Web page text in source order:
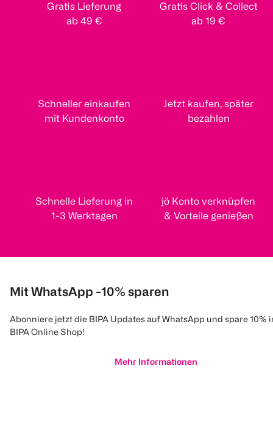
Gratis Lieferung
ab 49 €
Gratis Click & Collect
ab 19 €
Schneller einkaufen
mit Kundenkonto
Jetzt kaufen, später
bezahlen
Schnelle Lieferung in
1-3 Werktagen
jö Konto verknüpfen
& Vorteile genießen
Mit WhatsApp -10% sparen
Abonniere jetzt die BIPA Updates auf WhatsApp und spare 10%
BIPA Online Shop!
Mehr Informationen